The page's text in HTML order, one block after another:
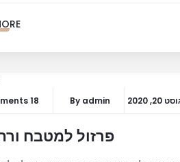
2020
By admin
18 Comments
פרזול למטבח